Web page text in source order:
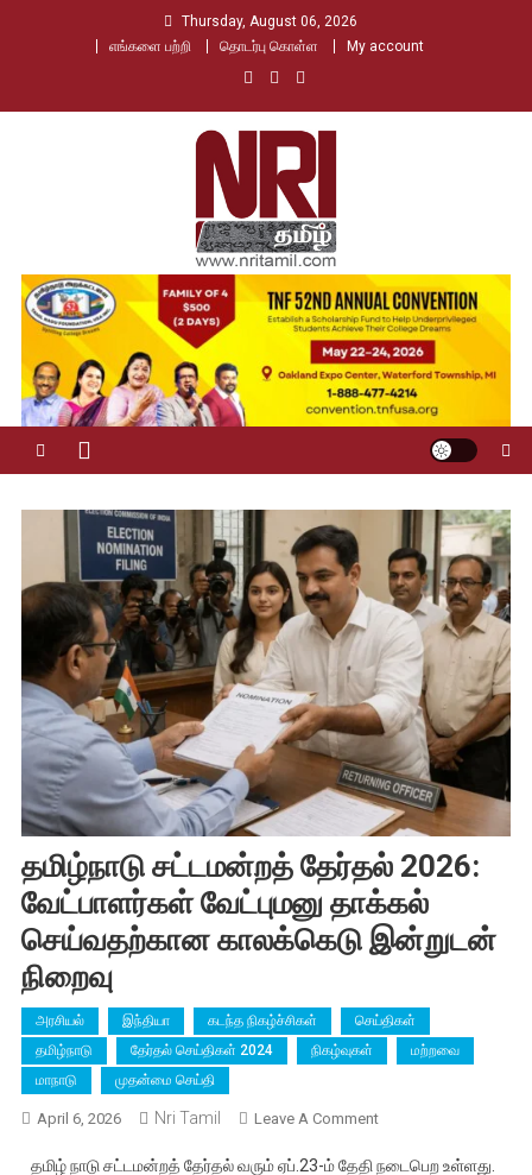
Thursday, August 06, 2026
எங்களை பற்றி
தொடர்பு கொள்ள My account
Nri Tamil
உலக தமிழர்களின் உரத்த குரல்
தமிழ்நாடு சட்டமன்றத் தேர்தல் 2026:
வேட்பாளர்கள் வேட்புமனு தாக்கல்
செய்வதற்கான காலக்கெடு இன்றுடன்
நிறைவு
அரசியல் இந்தியா கடந்த நிகழ்ச்சிகள்
செய்திகள்
தமிழ்நாடு
தேர்தல் செய்திகள் 2024 நிகழ்வுகள்
மற்றவை
மாநாடு
முதன்மை செய்தி
April 6, 2026 Nri Tamil Leave A CommentOn
தமிழ் நாடு சட்டமன்றத் தேர்தல் வரும் ஏப்.23-ம் தேதி நடைபெற உள்ளது.